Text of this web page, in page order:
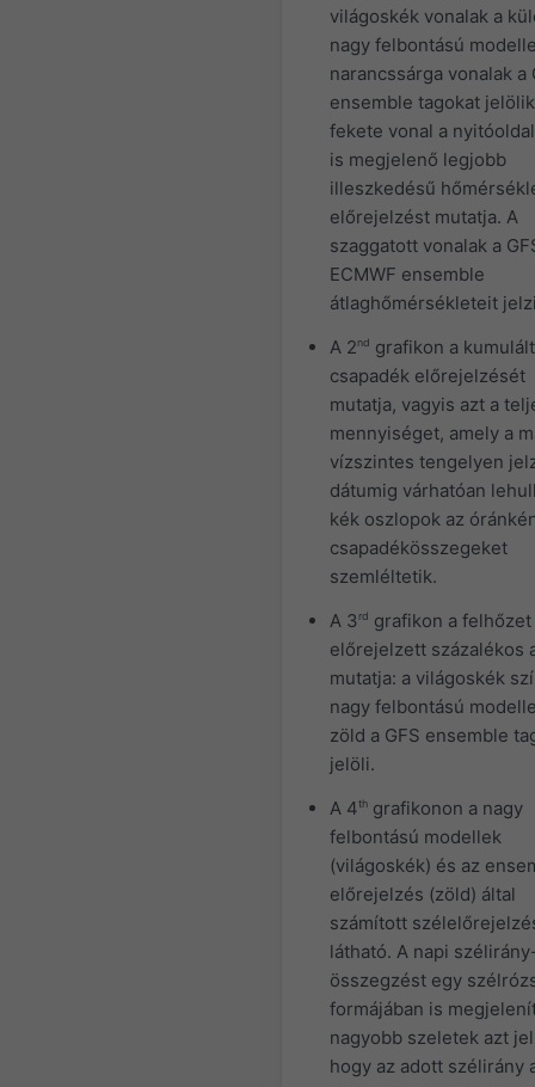
világoskék vonalak a
nagy felbontású
narancssárga vonalak a
ensemble tagokat
fekete vonal a
is megjelenő legjobb
illeszkedésű
előrejelzést mutatja. A
szaggatott vonalak a
ECMWF ensemble
átlaghőmérsékleteit
A 2nd grafikon a kumulált
csapadék előrejelzését
mutatja, vagyis azt a
mennyiséget, amely a
vízszintes tengelyen
dátumig várhatóan
kék oszlopok az
csapadékösszegeket
szemléltetik.
A 3rd grafikon a felhőzet
előrejelzett százalékos
mutatja: a világoskék
nagy felbontású
zöld a GFS ensemble
jelöli.
A 4th grafikonon a nagy
felbontású modellek
(világoskék) és az
előrejelzés (zöld) által
számított
látható. A napi
összegzést egy
formájában is
nagyobb szeletek azt
hogy az adott szélirány